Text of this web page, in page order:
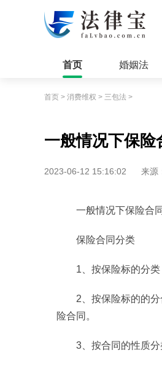
首页 婚姻法
首页 > 消费维权 > 三包法 >
一般情况下保险
2023-06-12 15:16:02 来源
一般情况下保险合
保险合同分类
1、按保险标的分
2、按保险标的的
险合同。
3、按合同的性质分